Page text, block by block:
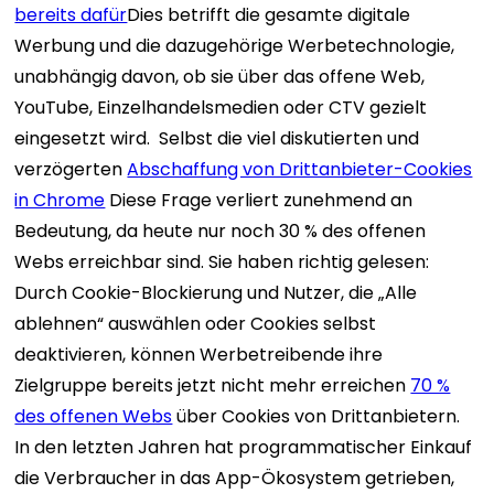
bereits dafürDies betrifft die gesamte digitale
Werbung und die dazugehörige Werbetechnologie,
unabhängig davon, ob sie über das offene Web,
YouTube, Einzelhandelsmedien oder CTV gezielt
eingesetzt wird. Selbst die viel diskutierten und
verzögertenAbschaffung von Drittanbieter-Cookies
in Chrome Diese Frage verliert zunehmend an
Bedeutung, da heute nur noch 30 % des offenen
Webs erreichbar sind. Sie haben richtig gelesen:
Durch Cookie-Blockierung und Nutzer, die „Alle
ablehnen“ auswählen oder Cookies selbst
deaktivieren, können Werbetreibende ihre
Zielgruppe bereits jetzt nicht mehr erreichen 70 %
des offenen Websüber Cookies von Drittanbietern.
In den letzten Jahren hat programmatischer Einkauf
die Verbraucher in das App-Ökosystem getrieben,